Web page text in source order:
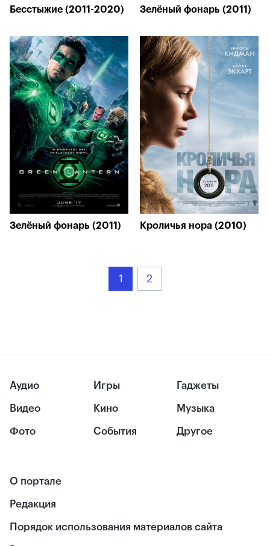
Бесстыжие (2011-2020) Зелёный фонарь (2011)
Зелёный фонарь (2011) Кроличья нора (2010)
1 2
Аудио
Видео
Фото
Игры
Кино
События
Гаджеты
Музыка
Другое
О портале
Редакция
Порядок использования материалов сайта